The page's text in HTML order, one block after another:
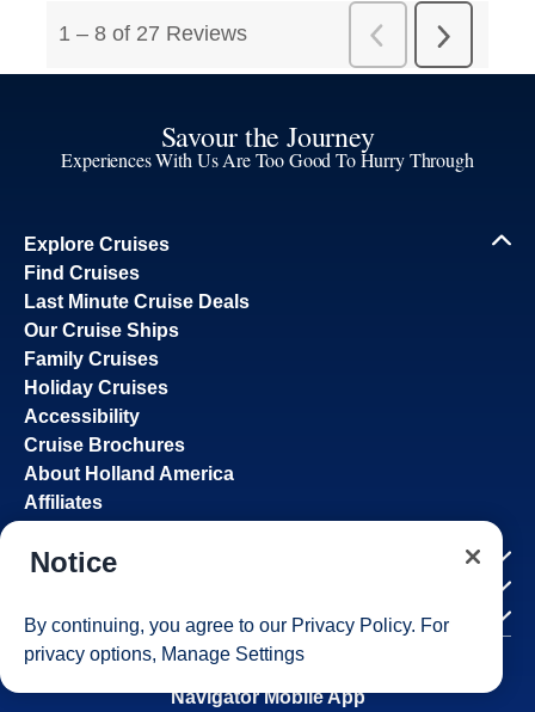
Savour the Journey
Experiences With Us Are Too Good To Hurry Through
Explore Cruises
Find Cruises
Last Minute Cruise Deals
Our Cruise Ships
Family Cruises
Holiday Cruises
Accessibility
Cruise Brochures
About Holland America
Affiliates
Cruise Destinations
Customer Support
Navigator Mobile App
Notice
By continuing, you agree to our Privacy Policy. For
privacy options, Manage Settings